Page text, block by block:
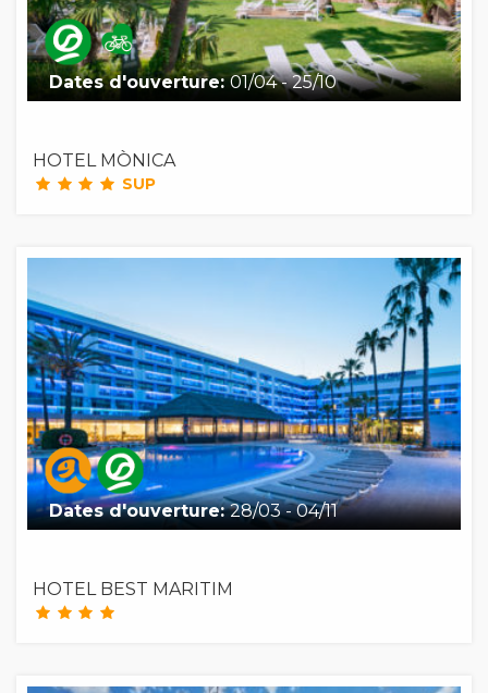
Dates d'ouverture:01/04 - 25/10
HOTEL MÒNICA
SUP
Dates d'ouverture:28/03 - 04/11
HOTEL BEST MARITIM